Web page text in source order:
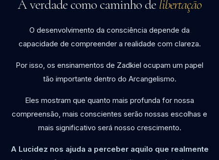
A verdade como caminho de libertação
O desenvolvimento da consciência depende da
capacidade de compreender a realidade com clareza.
Por isso, os ensinamentos de Zadkiel ocupam um papel
tão importante dentro do Arcangelismo.
Eles mostram que quanto mais profunda for nossa
compreensão, mais conscientes serão nossas escolhas e
mais significativo será nosso crescimento.
A Lucidez nos ajuda a perceber aquilo que realmente